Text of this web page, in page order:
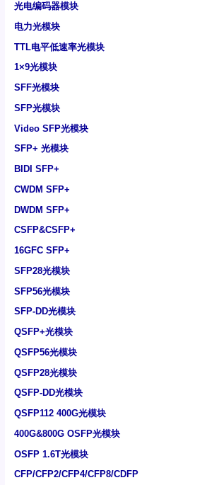
光电编码器模块
电力光模块
TTL电平低速率光模块
1×9光模块
SFF光模块
SFP光模块
Video SFP光模块
SFP+ 光模块
BIDI SFP+
CWDM SFP+
DWDM SFP+
CSFP&CSFP+
16GFC SFP+
SFP28光模块
SFP56光模块
SFP-DD光模块
QSFP+光模块
QSFP56光模块
QSFP28光模块
QSFP-DD光模块
QSFP112 400G光模块
400G&800G OSFP光模块
OSFP 1.6T光模块
CFP/CFP2/CFP4/CFP8/CDFP